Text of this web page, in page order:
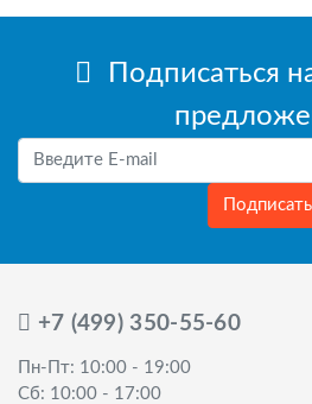
Подписаться
+7 (499) 350-55-60
Пн-Пт: 10:00 - 19:00
Сб: 10:00 - 17:00